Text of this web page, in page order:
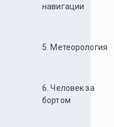
навигации
5. Метеорология
6. Человек за
бортом